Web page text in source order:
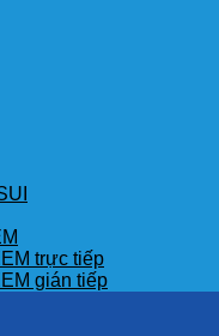
trực tiếp
gián tiếp